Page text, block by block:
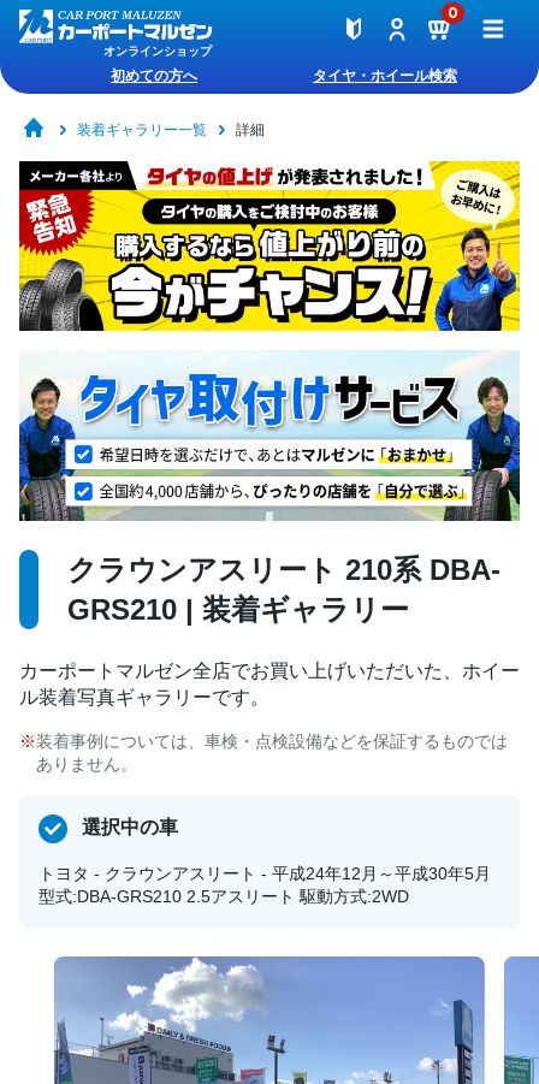
オンラインショップ
0
初めての方へ タイヤ・ホイール検索
装着ギャラリー一覧 詳細
クラウンアスリート 210系 DBA-
GRS210 | 装着ギャラリー
カーポートマルゼン全店でお買い上げいただいた、ホイー
ル装着写真ギャラリーです。
装着事例については、車検・点検設備などを保証するものでは
ありません。
選択中の車
トヨタ - クラウンアスリート - 平成24年12月～平成30年5月
型式:DBA-GRS210 2.5アスリート 駆動方式:2WD